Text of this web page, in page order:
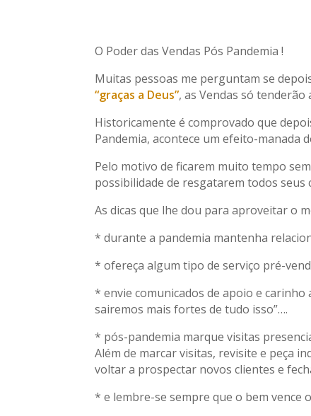
O Poder das Vendas Pós Pandemia !
Muitas pessoas me perguntam se
“graças a Deus”, as Vendas só tenderão
Historicamente é comprovado que
Pandemia, acontece um efeito-manada
Pelo motivo de ficarem muito tempo
possibilidade de resgatarem todos
As dicas que lhe dou para aproveitar o
* durante a pandemia mantenha
* ofereça algum tipo de serviço pré-
* envie comunicados de apoio e
sairemos mais fortes de tudo isso”….
* pós-pandemia marque visitas
Além de marcar visitas, revisite e peça
voltar a prospectar novos clientes e
* e lembre-se sempre que o bem vence